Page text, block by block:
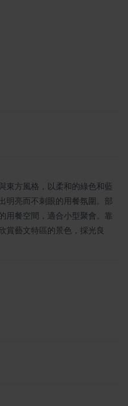
東方風格，以柔和的綠色和藍
明亮而不刺眼的用餐氛圍。部
用餐空間，適合小型聚會。靠
賞藝文特區的景色，採光良